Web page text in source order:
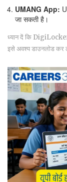
UMANG App:
जा सकती है।
ध्यान दें कि DigiLocker
इसे अवश्य डाउनलोड कर